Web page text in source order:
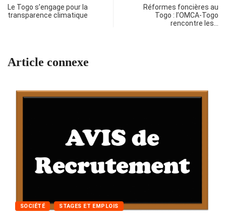
Le Togo s’engage pour la
transparence climatique
Réformes foncières au
Togo : l’OMCA-Togo
rencontre les…
Article connexe
SOCIÉTÉ STAGES ET EMPLOIS